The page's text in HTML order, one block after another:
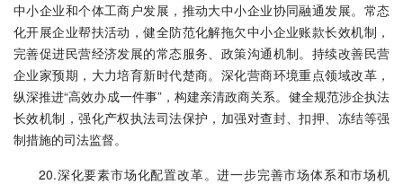
中小企业和个体工商户发展，推动大中小企业协同融通发展。常态
化开展企业帮扶活动，健全防范化解拖欠中小企业账款长效机制，
完善促进民营经济发展的常态服务、政策沟通机制。持续改善民营
企业家预期，大力培育新时代楚商。深化营商环境重点领域改革，
纵深推进“高效办成一件事”，构建亲清政商关系。健全规范涉企执法
长效机制，强化产权执法司法保护，加强对查封、扣押、冻结等强
制措施的司法监督。
20.深化要素市场化配置改革。进一步完善市场体系和市场机